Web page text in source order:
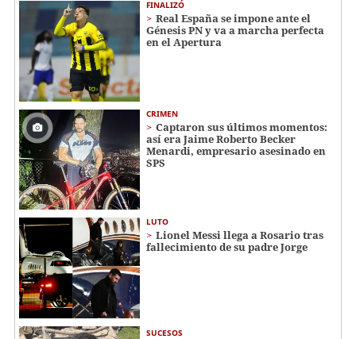
FINALIZÓ
Real España se impone ante el
Génesis PN y va a marcha perfecta
en el Apertura
CRIMEN
Captaron sus últimos momentos:
así era Jaime Roberto Becker
Menardi​​​, empresario asesinado en
SPS
LUTO
Lionel Messi llega a Rosario tras
fallecimiento de su padre Jorge
SUCESOS